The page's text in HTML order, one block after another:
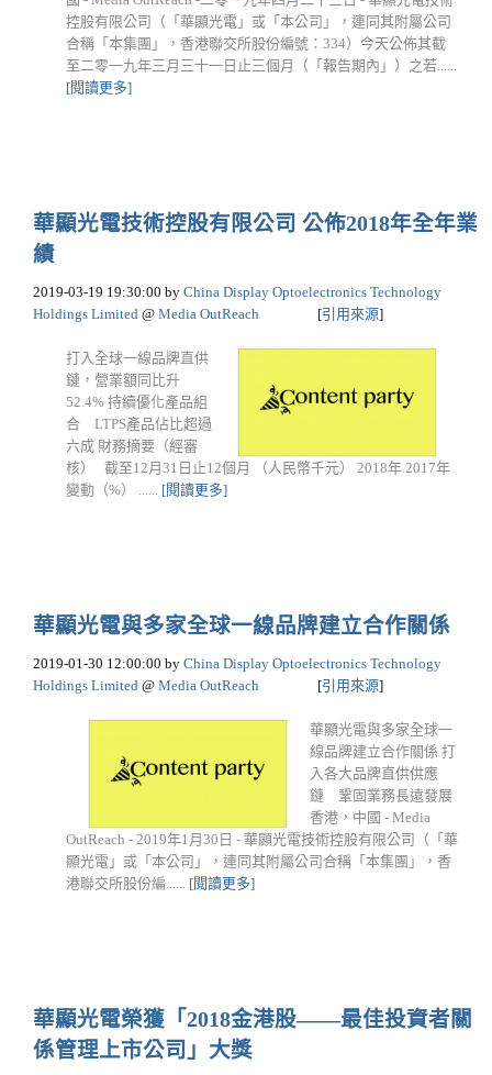
控股有限公司（「華顯光電」或「本公司」，連同其附屬公司
合稱「本集團」，香港聯交所股份編號：334）今天公佈其截
至二零一九年三月三十一日止三個月（「報告期內」）之若......
[閱讀更多]
華顯光電技術控股有限公司 公佈2018年全年業
績
2019-03-19 19:30:00 by China Display Optoelectronics Technology
Holdings Limited @ Media OutReach [引用來源]
打入全球一線品牌直供
鏈，營業額同比升
52.4% 持續優化產品組
合 LTPS產品佔比超過
六成 財務摘要（經審
核） 截至12月31日止12個月 （人民幣千元） 2018年 2017年
變動（%） ...... [閱讀更多]
華顯光電與多家全球一線品牌建立合作關係
2019-01-30 12:00:00 by China Display Optoelectronics Technology
Holdings Limited @ Media OutReach [引用來源]
華顯光電與多家全球一
線品牌建立合作關係 打
入各大品牌直供供應
鏈 鞏固業務長遠發展
香港，中國 - Media
OutReach - 2019年1月30日 - 華顯光電技術控股有限公司（「華
顯光電」或「本公司」，連同其附屬公司合稱「本集團」，香
港聯交所股份編...... [閱讀更多]
華顯光電榮獲「2018金港股——最佳投資者關
係管理上市公司」大獎